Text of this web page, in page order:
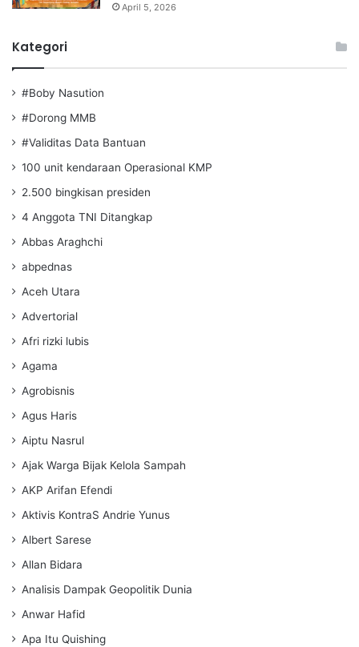
April 5, 2026
Kategori
#Boby Nasution
#Dorong MMB
#Validitas Data Bantuan
100 unit kendaraan Operasional KMP
2.500 bingkisan presiden
4 Anggota TNI Ditangkap
Abbas Araghchi
abpednas
Aceh Utara
Advertorial
Afri rizki lubis
Agama
Agrobisnis
Agus Haris
Aiptu Nasrul
Ajak Warga Bijak Kelola Sampah
AKP Arifan Efendi
Aktivis KontraS Andrie Yunus
Albert Sarese
Allan Bidara
Analisis Dampak Geopolitik Dunia
Anwar Hafid
Apa Itu Quishing